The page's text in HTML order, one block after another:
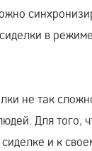
в
не так
Для того,
и к